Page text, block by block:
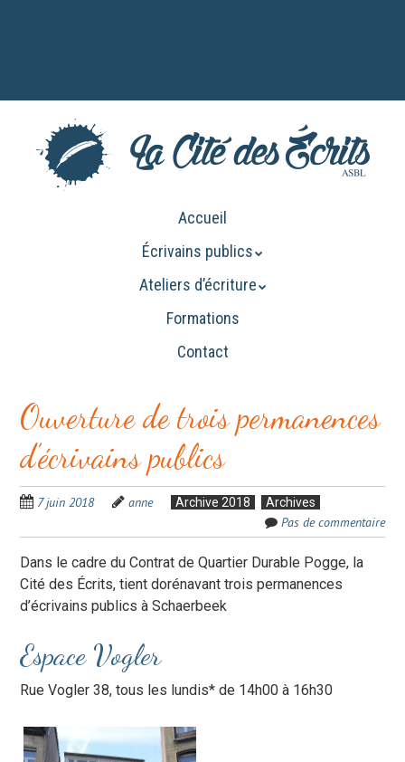
Accueil
Écrivains publics
Ateliers d’écriture
Formations
Contact
Ouverture de trois permanences
d’écrivains publics
7 juin 2018 anne Archive 2018 Archives
Pas de commentaire
Dans le cadre du Contrat de Quartier Durable Pogge, la
Cité des Écrits, tient dorénavant trois permanences
d’écrivains publics à Schaerbeek
Espace Vogler
Rue Vogler 38, tous les lundis* de 14h00 à 16h30